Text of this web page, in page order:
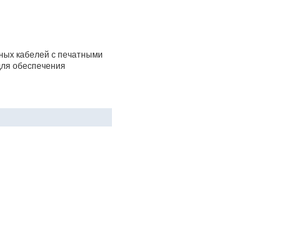
кабелей с печатными
обеспечения